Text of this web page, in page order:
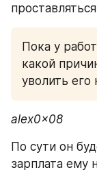
Пока у
какой
уволить его
alex0x08
По сути он
зарплата ему